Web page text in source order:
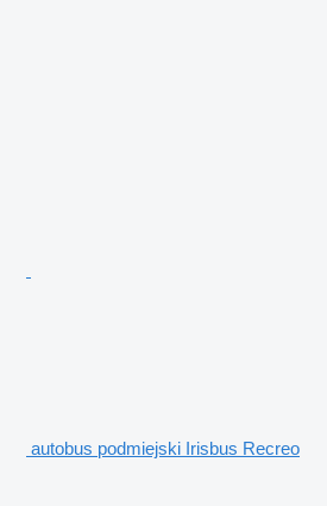
autobus podmiejski Irisbus Recreo